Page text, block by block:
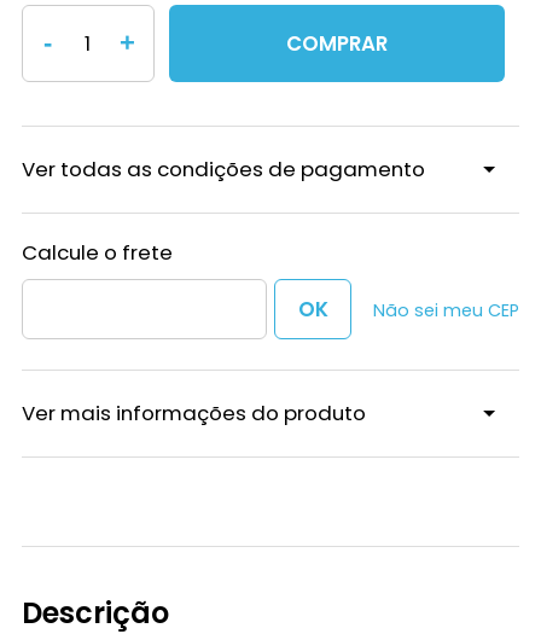
- + COMPRAR
Ver todas as condições de pagamento
Não sei meu CEP
Ver mais informações do produto
Descrição